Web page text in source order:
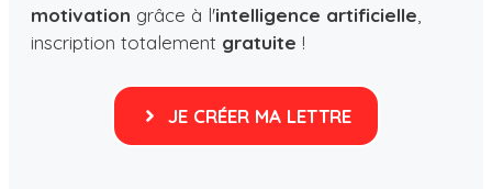
motivation grâce à l'intelligence artificielle
inscription totalement gratuite !
JE CRÉER MA LETTRE